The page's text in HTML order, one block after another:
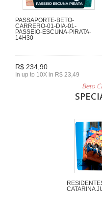
PASSAPORTE-BETO-
CARRERO-01-DIA-01-
PASSEIO-ESCUNA-PIRATA-
14H30
R$ 234,90
In up to 10X in R$ 23,49
Beto
CATARINA